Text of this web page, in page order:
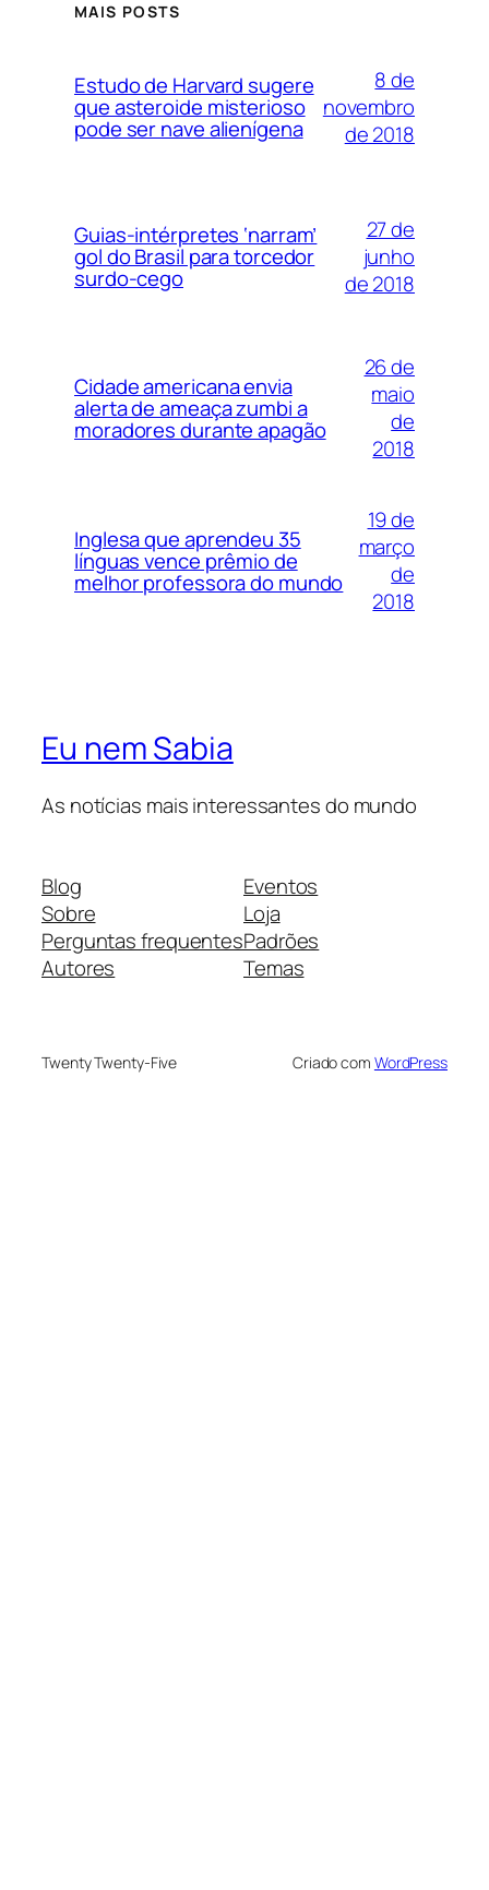
MAIS POSTS
Estudo de Harvard sugere
que asteroide misterioso
pode ser nave alienígena
8 de
novembro
de 2018
Guias-intérpretes ‘narram’
gol do Brasil para torcedor
surdo-cego
27 de
junho
de 2018
Cidade americana envia
alerta de ameaça zumbi a
moradores durante apagão
26 de
maio
de
2018
Inglesa que aprendeu 35
línguas vence prêmio de
melhor professora do mundo
19 de
março
de
2018
Eu nem Sabia
As notícias mais interessantes do mundo
Blog
Sobre
Perguntas frequentes
Autores
Eventos
Loja
Padrões
Temas
Twenty Twenty-Five Criado com WordPress